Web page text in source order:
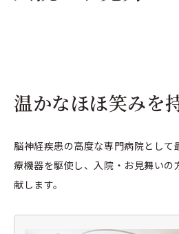
温かなほほ笑みを
脳神経疾患の高度な専門病院とし
療機器を駆使し、入院・お見舞いの
献します。